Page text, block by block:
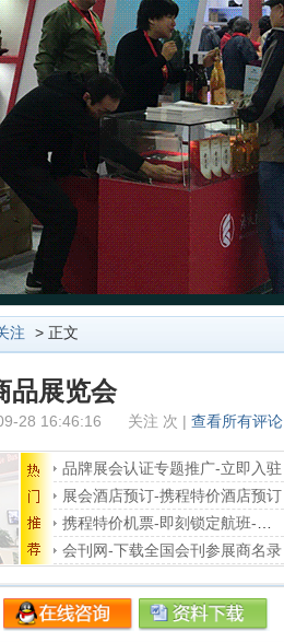
注 > 正文
品展览会
28 16:46:16 关注 次 | 查看所有评论
品牌展会认证专题推广-立即入驻
展会酒店预订-携程特价酒店预订
会刊网-下载全国会刊参展商名录